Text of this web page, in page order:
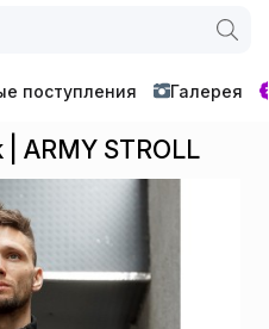
поступления Галерея
ARMY STROLL